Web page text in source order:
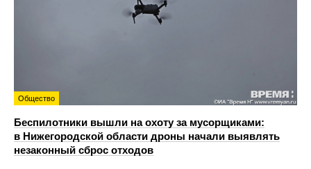
Общество
Беспилотники вышли на охоту за мусорщиками:
в Нижегородской области дроны начали выявлять
незаконный сброс отходов